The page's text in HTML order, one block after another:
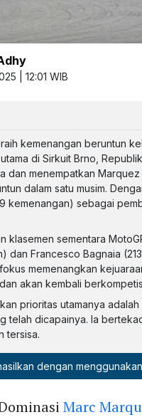
| 12:01 WIB
kemenangan beruntun
di Sirkuit Brno,
dan menempatkan
dalam satu musim.
kemenangan) sebagai
klasemen sementara
dan Francesco Bagnaia
memenangkan
akan kembali
prioritas utamanya
telah dicapainya. Ia
tersisa.
dengan
Marc